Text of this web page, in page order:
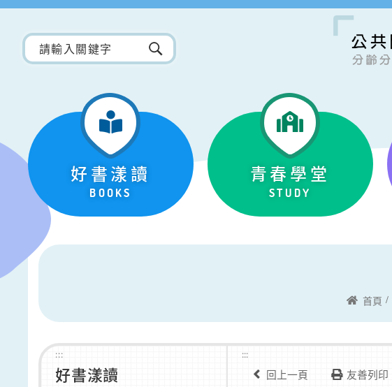
好書漾讀
BOOKS
青春學堂
STUDY
首頁
:::
好書漾讀
:::
回上一頁 友善列印